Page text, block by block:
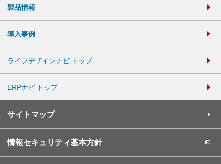
製品情報
導入事例
ライフデザインナビ トップ
ERPナビ トップ
サイトマップ
情報セキュリティ基本方針